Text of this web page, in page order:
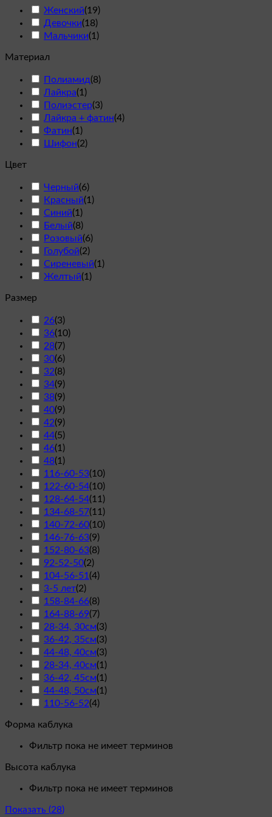
Женский(19)
Девочки(18)
Мальчики(1 )
Материал
Полиамид(8)
Лайкра(1 )
Полиэстер(3)
Лайкра + фатин(4)
Фатин(1 )
Шифон(2)
Цвет
Черный(6)
Красный(1 )
Cиний(1 )
Белый(8)
Розовый(6)
Голубой(2)
Сиреневый(1 )
Желтый(1 )
Размер
26(3)
36(10)
28(7)
30(6)
32(8)
34(9)
38(9)
40(9)
42(9)
44(5)
46(1 )
48(1 )
116-60-53(10)
122-60-54(10)
128-64-54(11 )
134-68-57(11 )
140-72-60(10)
146-76-63(9)
152-80-63(8)
92-52-50(2)
104-56-51 (4)
3-5 лет(2)
158-84-66(8)
164-88-69(7)
28-34, 30см(3)
36-42, 35см(3)
44-48, 40см(3)
28-34, 40см(1 )
36-42, 45см(1 )
44-48, 50см(1 )
110-56-52(4)
Форма каблука
Фильтр пока не имеет терминов
Высота каблука
Фильтр пока не имеет терминов
Показать (28)